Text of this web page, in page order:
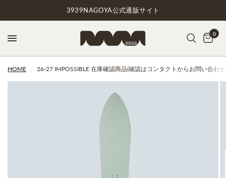
3939NAGOYA公式通販サイト
0
HOME / 26-27 IMPOSSIBLE 在庫確認商品(確認はコンタクトからお問い合わ